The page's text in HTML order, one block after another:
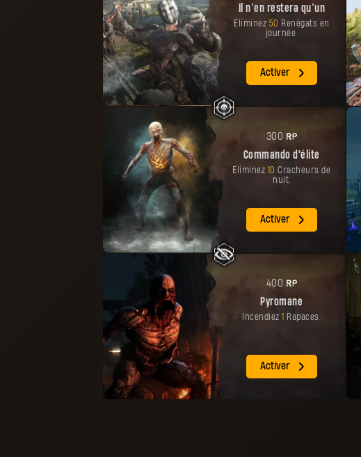
Il n’en restera qu’un
Éliminez 50 Renégats en
journée.
Activer
300 PR
Commando d'élite
Éliminez 10 Cracheurs de
nuit.
Activer
400 PR
Pyromane
Incendiez1 Rapaces.
Activer